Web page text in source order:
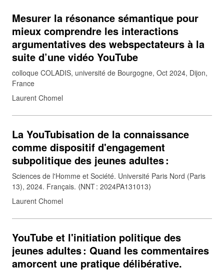
Mesurer la résonance sémantique pour
mieux comprendre les interactions
argumentatives des webspectateurs à la
suite d’une vidéo YouTube
colloque COLADIS, université de Bourgogne, Oct 2024, Dijon,
France
Laurent Chomel
La YouTubisation de la connaissance
comme dispositif d'engagement
subpolitique des jeunes adultes :
Sciences de l'Homme et Société. Université Paris Nord (Paris
13), 2024. Français. ⟨NNT : 2024PA131013⟩
Laurent Chomel
YouTube et l'initiation politique des
jeunes adultes : Quand les commentaires
amorcent une pratique délibérative.